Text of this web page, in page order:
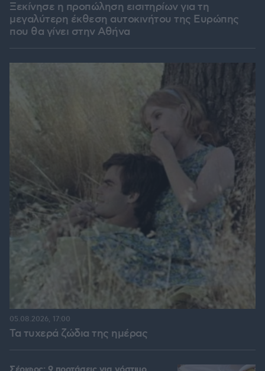
Ξεκίνησε η προπώληση εισιτηρίων για τη
μεγαλύτερη έκθεση αυτοκινήτου της Ευρώπης
που θα γίνει στην Αθήνα
Τα τυχερά ζώδια της ημέρας
05.08.2026, 17:00